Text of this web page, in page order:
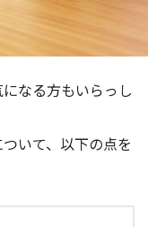
なる方もいらっし
いて、以下の点を